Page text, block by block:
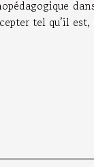
tel qu’il